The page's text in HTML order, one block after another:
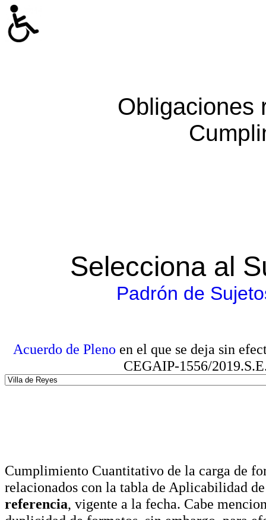
Obligaciones
Selecciona al
Padrón de
Acuerdo de Pleno en el que se deja sin
CEGAIP-1556/
Cumplimiento Cuantitativo de la carga de
relacionados con la tabla de Aplicabilidad
referencia, vigente a la fecha. Cabe